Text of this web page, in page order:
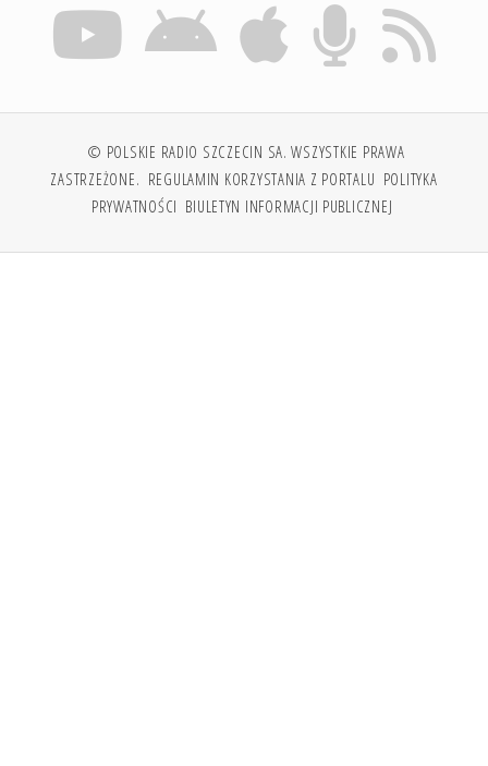
© POLSKIE RADIO SZCZECIN SA. WSZYSTKIE PRAWA
ZASTRZEŻONE. REGULAMIN KORZYSTANIA Z PORTALU POLITYKA
PRYWATNOŚCI BIULETYN INFORMACJI PUBLICZNEJ